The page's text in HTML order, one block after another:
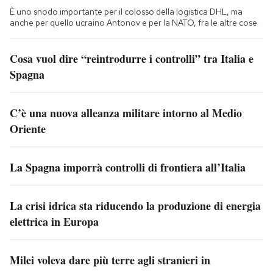
È uno snodo importante per il colosso della logistica DHL, ma
anche per quello ucraino Antonov e per la NATO, fra le altre cose
Cosa vuol dire “reintrodurre i controlli” tra Italia e
Spagna
C’è una nuova alleanza militare intorno al Medio
Oriente
La Spagna imporrà controlli di frontiera all’Italia
La crisi idrica sta riducendo la produzione di energia
elettrica in Europa
Milei voleva dare più terre agli stranieri in